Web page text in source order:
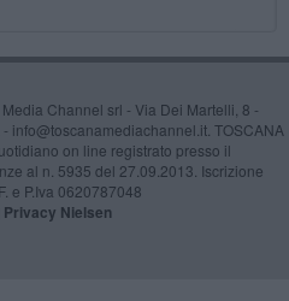
Channel srl - Via Dei Martelli, 8 -
info@toscanamediachannel.it. TOSCANA
on line registrato presso il
al n. 5935 del 27.09.2013. Iscrizione
e P.Iva 0620787048
Privacy Nielsen